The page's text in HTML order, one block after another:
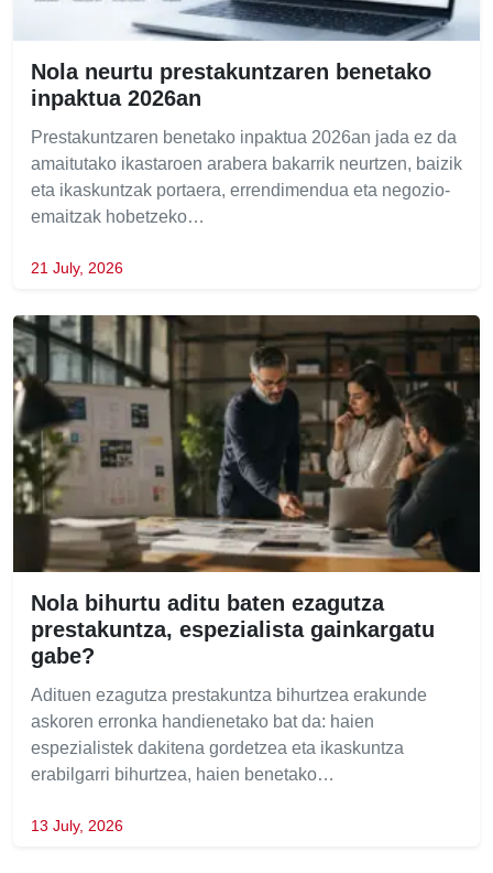
Nola neurtu prestakuntzaren benetako
inpaktua 2026an
Prestakuntzaren benetako inpaktua 2026an jada ez da
amaitutako ikastaroen arabera bakarrik neurtzen, baizik
eta ikaskuntzak portaera, errendimendua eta negozio-
emaitzak hobetzeko…
21 July, 2026
Nola bihurtu aditu baten ezagutza
prestakuntza, espezialista gainkargatu
gabe?
Adituen ezagutza prestakuntza bihurtzea erakunde
askoren erronka handienetako bat da: haien
espezialistek dakitena gordetzea eta ikaskuntza
erabilgarri bihurtzea, haien benetako…
13 July, 2026